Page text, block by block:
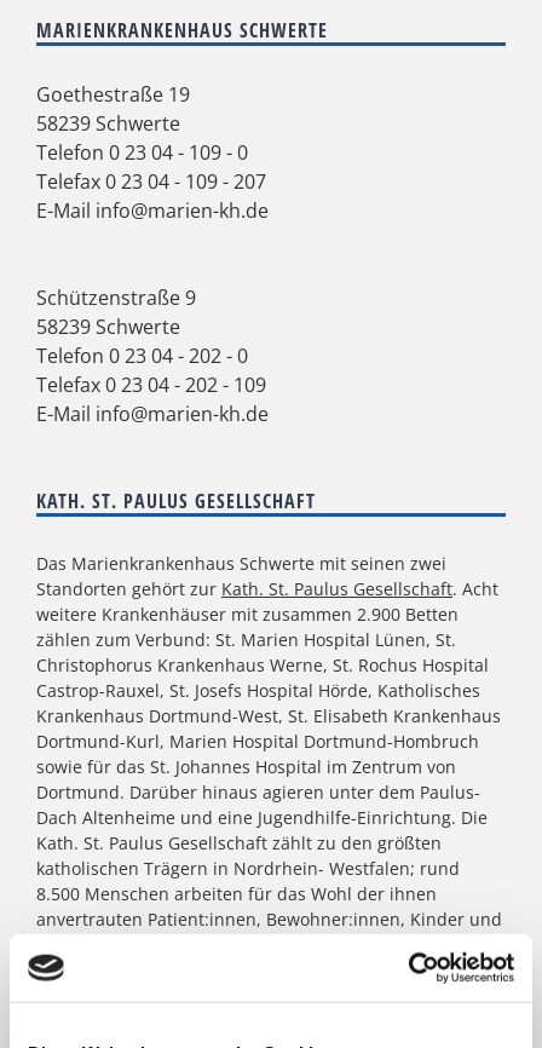
MARIENKRANKENHAUS SCHWERTE
Goethestraße 19
58239 Schwerte
Telefon 0 23 04 - 109 - 0
Telefax 0 23 04 - 109 - 207
E-Mail info@marien-kh.de
Schützenstraße 9
58239 Schwerte
Telefon 0 23 04 - 202 - 0
Telefax 0 23 04 - 202 - 109
E-Mail info@marien-kh.de
KATH. ST. PAULUS GESELLSCHAFT
Das Marienkrankenhaus Schwerte mit seinen zwei
Standorten gehört zur Kath. St. Paulus Gesellschaft. Acht
weitere Krankenhäuser mit zusammen 2.900 Betten
zählen zum Verbund: St. Marien Hospital Lünen, St.
Christophorus Krankenhaus Werne, St. Rochus Hospital
Castrop-Rauxel, St. Josefs Hospital Hörde, Katholisches
Krankenhaus Dortmund-West, St. Elisabeth Krankenhaus
Dortmund-Kurl, Marien Hospital Dortmund-Hombruch
sowie für das St. Johannes Hospital im Zentrum von
Dortmund. Darüber hinaus agieren unter dem Paulus-
Dach Altenheime und eine Jugendhilfe-Einrichtung. Die
Kath. St. Paulus Gesellschaft zählt zu den größten
katholischen Trägern in Nordrhein- Westfalen; rund
8.500 Menschen arbeiten für das Wohl der ihnen
anvertrauten Patient:innen, Bewohner:innen, Kinder und